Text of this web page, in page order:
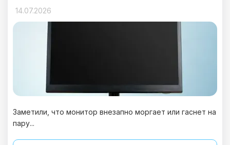
14.07.2026
Заметили, что монитор внезапно моргает или гаснет на
пару...